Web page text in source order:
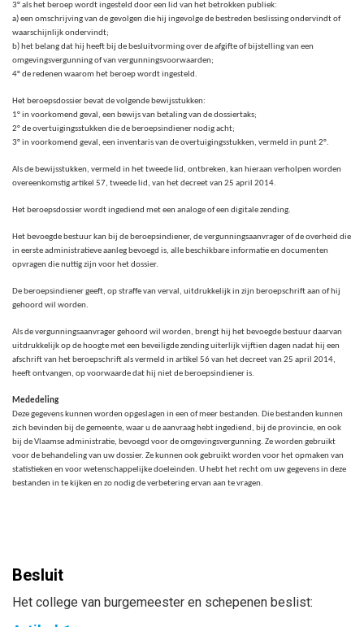
3° als het beroep wordt ingesteld door een lid van het betrokken publiek:
a) een omschrijving van de gevolgen die hij ingevolge de bestreden beslissing ondervindt of
waarschijnlijk ondervindt;
b) het belang dat hij heeft bij de besluitvorming over de afgifte of bijstelling van een
omgevingsvergunning of van vergunningsvoorwaarden;
4° de redenen waarom het beroep wordt ingesteld.
Het beroepsdossier bevat de volgende bewijsstukken:
1° in voorkomend geval, een bewijs van betaling van de dossiertaks;
2° de overtuigingsstukken die de beroepsindiener nodig acht;
3° in voorkomend geval, een inventaris van de overtuigingsstukken, vermeld in punt 2°.
Als de bewijsstukken, vermeld in het tweede lid, ontbreken, kan hieraan verholpen worden
overeenkomstig artikel 57, tweede lid, van het decreet van 25 april 2014.
Het beroepsdossier wordt ingediend met een analoge of een digitale zending.
Het bevoegde bestuur kan bij de beroepsindiener, de vergunningsaanvrager of de overheid die
in eerste administratieve aanleg bevoegd is, alle beschikbare informatie en documenten
opvragen die nuttig zijn voor het dossier.
De beroepsindiener geeft, op straffe van verval, uitdrukkelijk in zijn beroepschrift aan of hij
gehoord wil worden.
Als de vergunningsaanvrager gehoord wil worden, brengt hij het bevoegde bestuur daarvan
uitdrukkelijk op de hoogte met een beveiligde zending uiterlijk vijftien dagen nadat hij een
afschrift van het beroepschrift als vermeld in artikel 56 van het decreet van 25 april 2014,
heeft ontvangen, op voorwaarde dat hij niet de beroepsindiener is.
Mededeling
Deze gegevens kunnen worden opgeslagen in een of meer bestanden. Die bestanden kunnen
zich bevinden bij de gemeente, waar u de aanvraag hebt ingediend, bij de provincie, en ook
bij de Vlaamse administratie, bevoegd voor de omgevingsvergunning. Ze worden gebruikt
voor de behandeling van uw dossier. Ze kunnen ook gebruikt worden voor het opmaken van
statistieken en voor wetenschappelijke doeleinden. U hebt het recht om uw gegevens in deze
bestanden in te kijken en zo nodig de verbetering ervan aan te vragen.
Besluit
Het college van burgemeester en schepenen beslist: